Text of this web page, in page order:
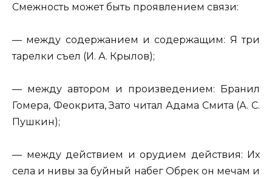
Смеж­ность может быть про­яв­ле­ни­ем связи:
— между со­дер­жа­ни­ем и со­дер­жа­щим: Ятри
та­рел­ки съел (И. А. Кры­лов);
— между ав­то­ром и про­из­ве­де­ни­ем: Бра­нил
Го­ме­ра, Фе­о­кри­та, Зато читал Адама Смита (А. С.
Пуш­кин);
— между дей­стви­ем и ору­ди­ем дей­ствия: Их
села и нивы за буй­ный набег Обрек он мечам и